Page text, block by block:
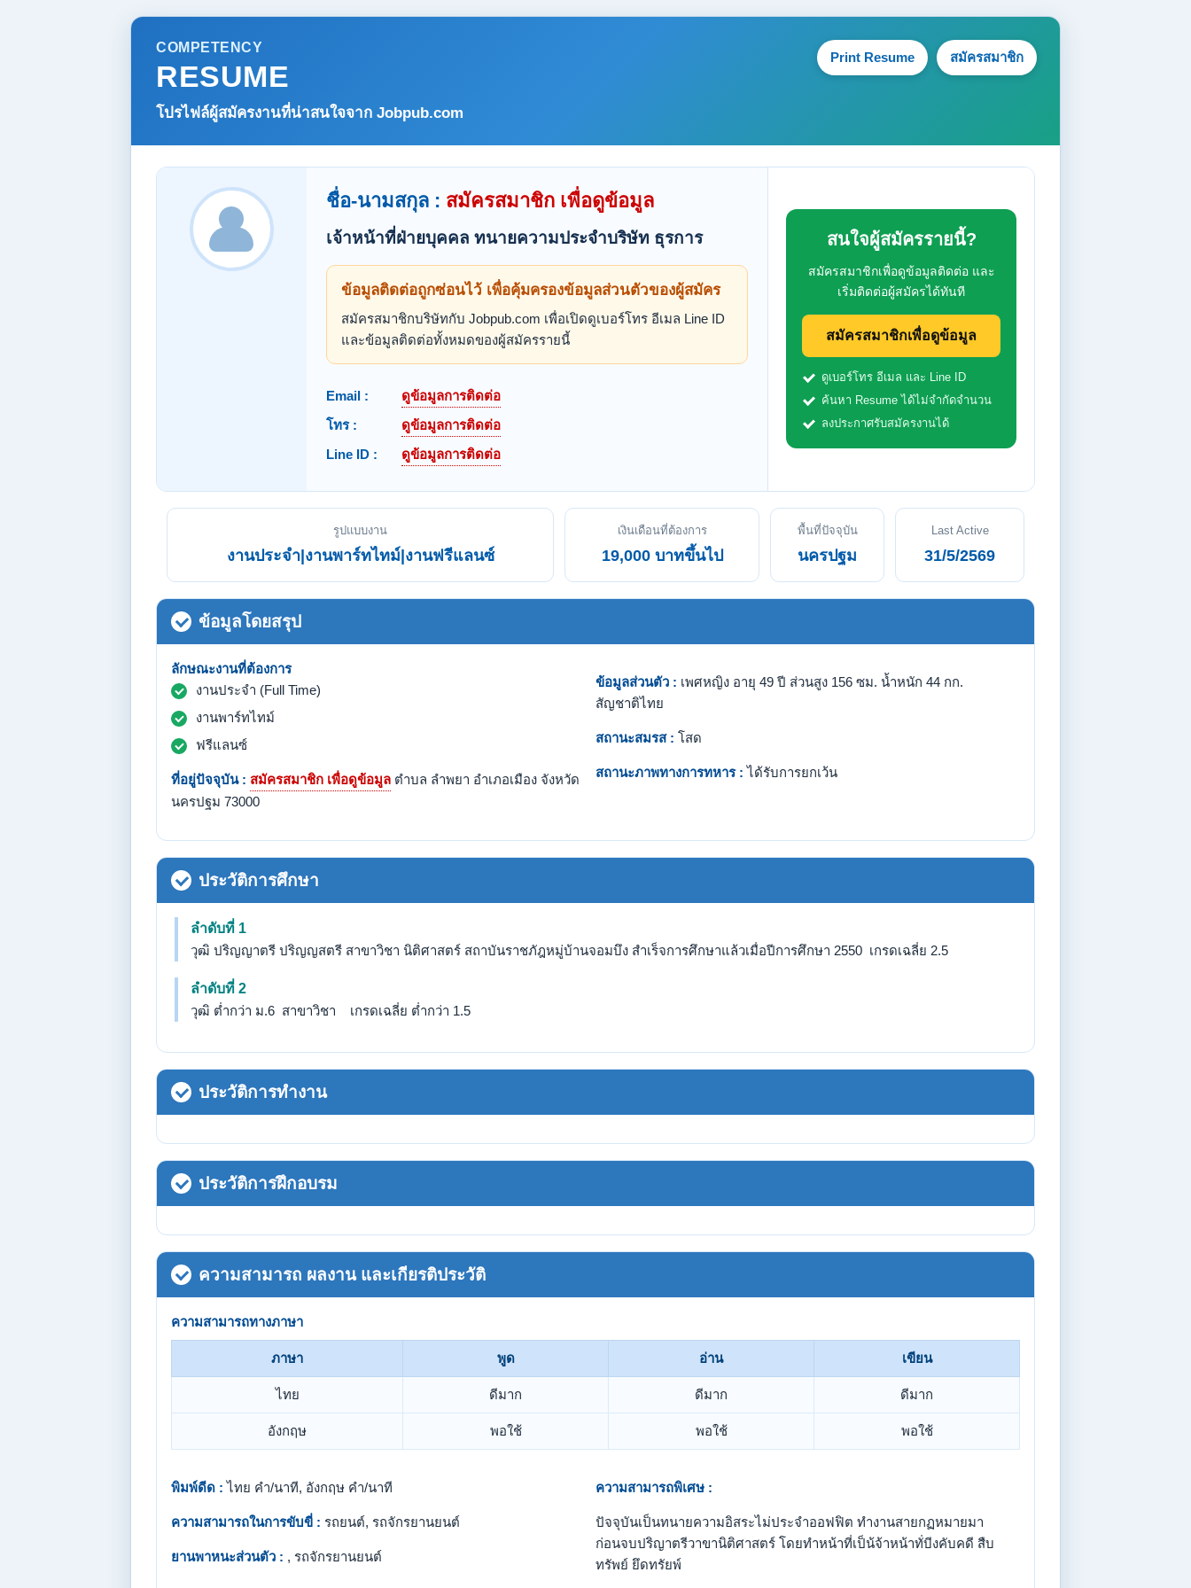
COMPETENCY
RESUME
โปรไฟล์ผู้สมัครงานที่น่าสนใจจาก Jobpub.com
Print Resume สมัครสมาชิก
ชื่อ-นามสกุล : สมัครสมาชิก เพื่อดูข้อมูล
เจ้าหน้าที่ฝ่ายบุคคล ทนายความประจำบริษัท ธุรการ
ข้อมูลติดต่อถูกซ่อนไว้ เพื่อคุ้มครองข้อมูลส่วนตัวของผู้สมัคร
สมัครสมาชิกบริษัทกับ Jobpub.com เพื่อเปิดดูเบอร์โทร อีเมล Line ID
และข้อมูลติดต่อทั้งหมดของผู้สมัครรายนี้
Email :
ดูข้อมูลการติดต่อ
โทร :
ดูข้อมูลการติดต่อ
Line ID :
ดูข้อมูลการติดต่อ
สนใจผู้สมัครรายนี้?
สมัครสมาชิกเพื่อดูข้อมูลติดต่อ และ
เริ่มติดต่อผู้สมัครได้ทันที
สมัครสมาชิกเพื่อดูข้อมูล
ดูเบอร์โทร อีเมล และ Line ID
ค้นหา Resume ได้ไม่จำกัดจำนวน
ลงประกาศรับสมัครงานได้
รูปแบบงาน
งานประจำ|งานพาร์ทไทม์|งานฟรีแลนซ์
เงินเดือนที่ต้องการ
19,000 บาทขึ้นไป
พื้นที่ปัจจุบัน
นครปฐม
Last Active
31/5/2569
ข้อมูลโดยสรุป
ลักษณะงานที่ต้องการ
งานประจำ (Full Time)
งานพาร์ทไทม์
ฟรีแลนซ์
ที่อยู่ปัจจุบัน : สมัครสมาชิก เพื่อดูข้อมูล ตำบล ลำพยา อำเภอเมือง จังหวัด
นครปฐม 73000
ข้อมูลส่วนตัว : เพศหญิง อายุ 49 ปี ส่วนสูง 156 ซม. น้ำหนัก 44 กก.
สัญชาติไทย
สถานะสมรส : โสด
สถานะภาพทางการทหาร : ได้รับการยกเว้น
ประวัติการศึกษา
ลำดับที่ 1
วุฒิ ปริญญาตรี ปริญญสตรี สาขาวิชา นิติศาสตร์ สถาบันราชภัฎหมู่บ้านจอมบึง สำเร็จการศึกษาแล้วเมื่อปีการศึกษา 2550 เกรดเฉลี่ย 2.5
ลำดับที่ 2
วุฒิ ต่ำกว่า ม.6 สาขาวิชา เกรดเฉลี่ย ต่ำกว่า 1.5
ประวัติการทำงาน
ประวัติการฝึกอบรม
ความสามารถ ผลงาน และเกียรติประวัติ
ความสามารถทางภาษา
ภาษา พูด อ่าน เขียน
ไทย ดีมาก ดีมาก ดีมาก
อังกฤษ พอใช้ พอใช้ พอใช้
พิมพ์ดีด : ไทย คำ/นาที, อังกฤษ คำ/นาที
ความสามารถในการขับขี่ : รถยนต์, รถจักรยานยนต์
ยานพาหนะส่วนตัว : , รถจักรยานยนต์
ความสามารถพิเศษ :
ปัจจุบันเป็นทนายความอิสระไม่ประจำออฟฟิต ทำงานสายกฏหมายมา
ก่อนจบปริญาตรีวาขานิติศาสตร์ โดยทำหน้าที่เป็น้จ้าหน้าทั่บีงคับคดี สืบ
ทรัพย์ ยึดทรัยพ์